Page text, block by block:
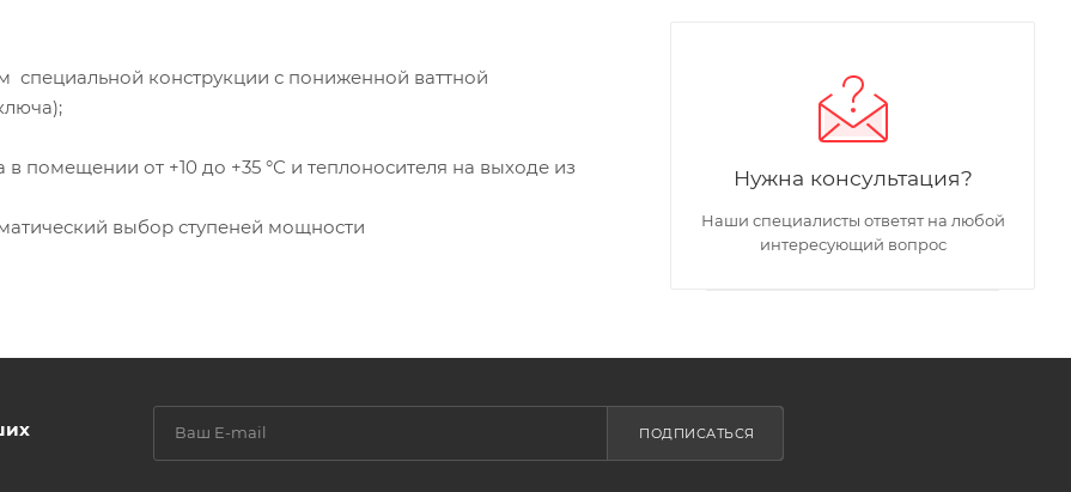
конструкции с пониженной ваттной
помещении от +10 до +35 °С и теплоносителя на выходе из
выбор ступеней мощности
Нужна консультация?
Наши специалисты ответят на любой
интересующий вопрос
ПОДПИСАТЬСЯ